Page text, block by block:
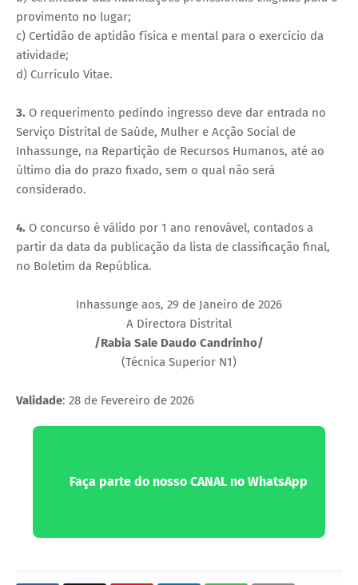
provimento no lugar;
c) Certidão de aptidão física e mental para o exercício da
atividade;
d) Currículo Vitae.
3. O requerimento pedindo ingresso deve dar entrada no
Serviço Distrital de Saúde, Mulher e Acção Social de
Inhassunge, na Repartição de Recursos Humanos, até ao
último dia do prazo fixado, sem o qual não será
considerado.
4. O concurso é válido por 1 ano renovável, contados a
partir da data da publicação da lista de classificação final,
no Boletim da República.
Inhassunge aos, 29 de Janeiro de 2026
A Directora Distrital
/Rabia Sale Daudo Candrinho/
(Técnica Superior N1)
Validade: 28 de Fevereiro de 2026
Faça parte do nosso CANAL no WhatsApp